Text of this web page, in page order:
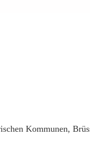
Kommunen,